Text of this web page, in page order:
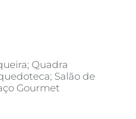
Quadra
Salão de
Gourmet